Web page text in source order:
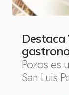
Destaca
Pozos es
San Luis